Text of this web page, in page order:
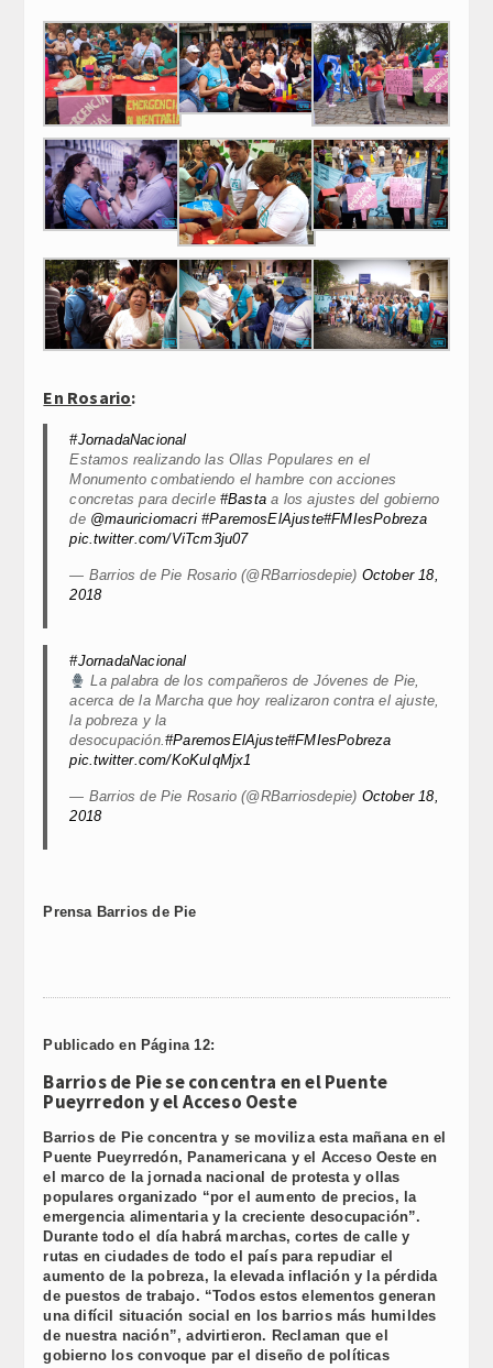
En Rosario:
#JornadaNacional
Estamos realizando las Ollas Populares en el
Monumento combatiendo el hambre con acciones
concretas para decirle #Basta a los ajustes del gobierno
de @mauriciomacri #ParemosElAjuste#FMIesPobreza
pic.twitter.com/ViTcm3ju07
— Barrios de Pie Rosario (@RBarriosdepie) October 18,
2018
#JornadaNacional
La palabra de los compañeros de Jóvenes de Pie,
acerca de la Marcha que hoy realizaron contra el ajuste,
la pobreza y la
desocupación.#ParemosElAjuste#FMIesPobreza
pic.twitter.com/KoKuIqMjx1
— Barrios de Pie Rosario (@RBarriosdepie) October 18,
2018
Prensa Barrios de Pie
Publicado en Página 12:
Barrios de Pie se concentra en el Puente
Pueyrredon y el Acceso Oeste
Barrios de Pie concentra y se moviliza esta mañana en el
Puente Pueyrredón, Panamericana y el Acceso Oeste en
el marco de la jornada nacional de protesta y ollas
populares organizado “por el aumento de precios, la
emergencia alimentaria y la creciente desocupación”.
Durante todo el día habrá marchas, cortes de calle y
rutas en ciudades de todo el país para repudiar el
aumento de la pobreza, la elevada inflación y la pérdida
de puestos de trabajo. “Todos estos elementos generan
una difícil situación social en los barrios más humildes
de nuestra nación”, advirtieron. Reclaman que el
gobierno los convoque par el diseño de políticas